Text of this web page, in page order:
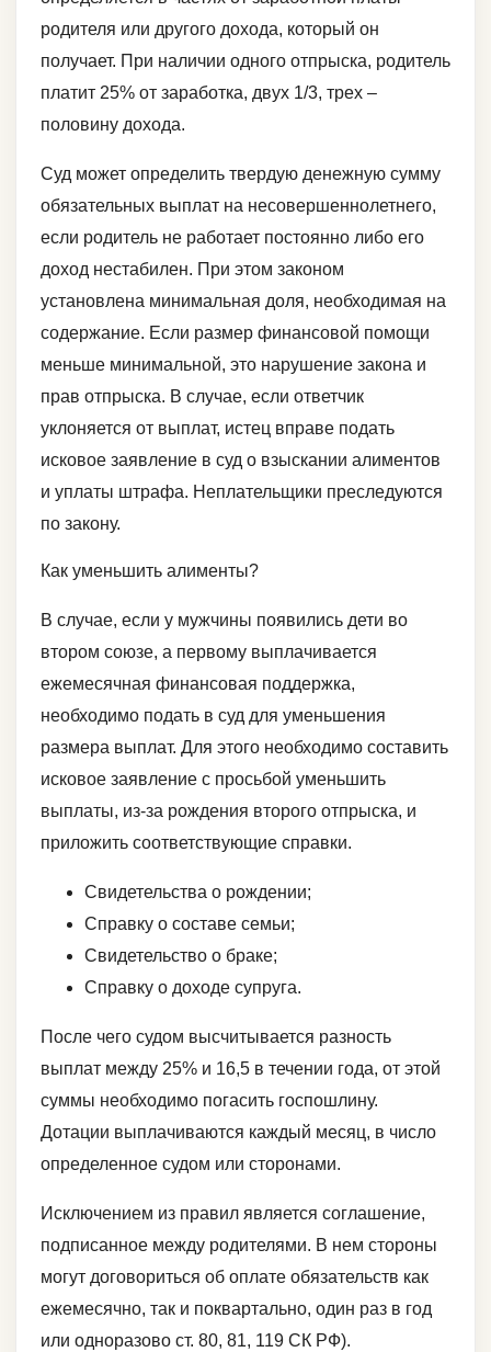
родителя или другого дохода, который он
получает. При наличии одного отпрыска, родитель
платит 25% от заработка, двух 1/3, трех –
половину дохода.
Суд может определить твердую денежную сумму
обязательных выплат на несовершеннолетнего,
если родитель не работает постоянно либо его
доход нестабилен. При этом законом
установлена минимальная доля, необходимая на
содержание. Если размер финансовой помощи
меньше минимальной, это нарушение закона и
прав отпрыска. В случае, если ответчик
уклоняется от выплат, истец вправе подать
исковое заявление в суд о взыскании алиментов
и уплаты штрафа. Неплательщики преследуются
по закону.
Как уменьшить алименты?
В случае, если у мужчины появились дети во
втором союзе, а первому выплачивается
ежемесячная финансовая поддержка,
необходимо подать в суд для уменьшения
размера выплат. Для этого необходимо составить
исковое заявление с просьбой уменьшить
выплаты, из-за рождения второго отпрыска, и
приложить соответствующие справки.
Свидетельства о рождении;
Справку о составе семьи;
Свидетельство о браке;
Справку о доходе супруга.
После чего судом высчитывается разность
выплат между 25% и 16,5 в течении года, от этой
суммы необходимо погасить госпошлину.
Дотации выплачиваются каждый месяц, в число
определенное судом или сторонами.
Исключением из правил является соглашение,
подписанное между родителями. В нем стороны
могут договориться об оплате обязательств как
ежемесячно, так и поквартально, один раз в год
или одноразово ст. 80, 81, 119 СК РФ).